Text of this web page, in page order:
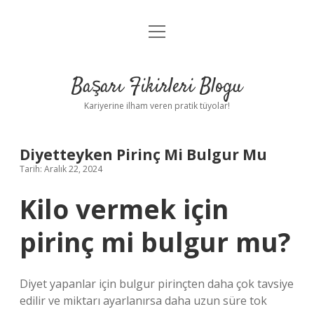
Anasayfa
Yasal Uyarı
menüyü
Başarı Fikirleri Blogu
Kariyerine ilham veren pratik tüyolar!
Diyetteyken Pirinç Mi Bulgur Mu
Tarih: Aralık 22, 2024
Kilo vermek için
pirinç mi bulgur mu?
Diyet yapanlar için bulgur pirinçten daha çok tavsiye
edilir ve miktarı ayarlanırsa daha uzun süre tok